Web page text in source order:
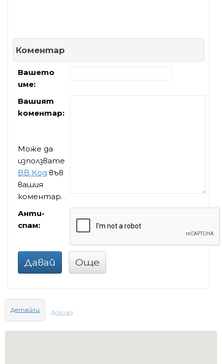
Коментар
Вашето
име:
Вашият
коментар:
Може да
използвате
BB Код във
вашия
коментар.
Анти-
спам:
Давай Още
Детайли Доклад